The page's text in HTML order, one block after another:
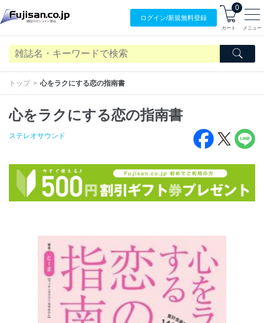
ログイン/新規無料登録
0
カート メニュー
トップ 心をラクにする恋の指南書
心をラクにする恋の指南書
ステレオサウンド